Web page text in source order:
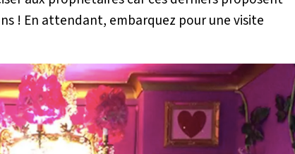
! En attendant, embarquez pour une visite